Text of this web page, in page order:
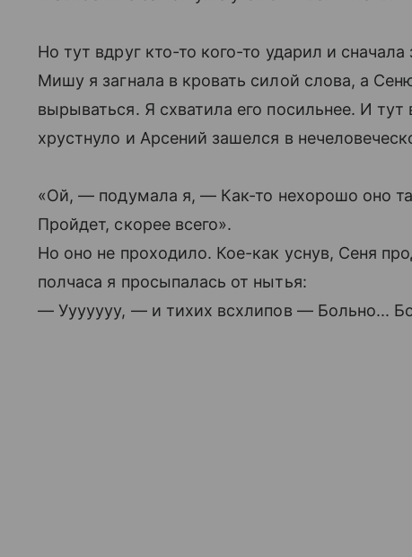
Но тут вдруг кто-то кого-то ударил и
Мишу я загнала в кровать силой слова, а
вырываться. Я схватила его посильнее. И тут
хрустнуло и Арсений зашелся в
«Ой, — подумала я, — Как-то нехорошо оно
Пройдет, скорее всего».
Но оно не проходило. Кое-как уснув, Сеня
полчаса я просыпалась от нытья:
— Ууууууу, — и тихих всхлипов — Больно...